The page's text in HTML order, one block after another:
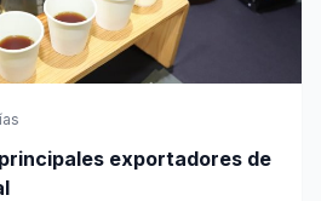
exportadores de